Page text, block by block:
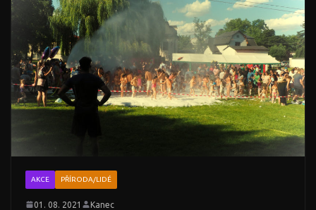
AKCE PŘÍRODA/LIDÉ
01. 08. 2021 Kanec